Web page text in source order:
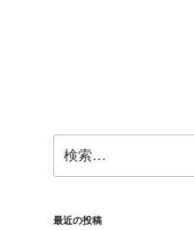
索:
最近の投稿